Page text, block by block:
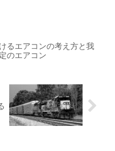
るエアコンの考え方と我
のエアコン